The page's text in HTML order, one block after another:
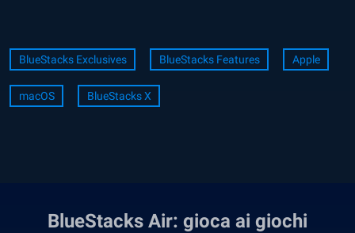
BlueStacks Exclusives BlueStacks Features Apple
macOS BlueStacks X
BlueStacks Air: gioca ai giochi